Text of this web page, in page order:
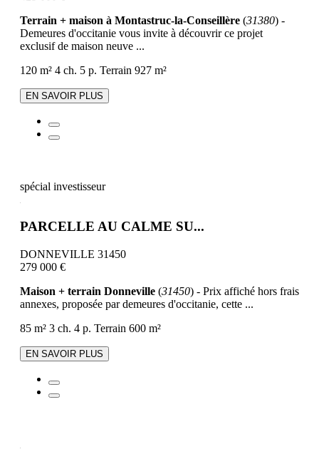
Terrain + maison à Montastruc-la-Conseillère (31380) -
Demeures d'occitanie vous invite à découvrir ce projet
exclusif de maison neuve ...
120 m² 4 ch. 5 p. Terrain 927 m²
EN SAVOIR PLUS
spécial investisseur
PARCELLE AU CALME SU...
DONNEVILLE 31450
279 000 €
Maison + terrain Donneville (31450) - Prix affiché hors frais
annexes, proposée par demeures d'occitanie, cette ...
85 m² 3 ch. 4 p. Terrain 600 m²
EN SAVOIR PLUS